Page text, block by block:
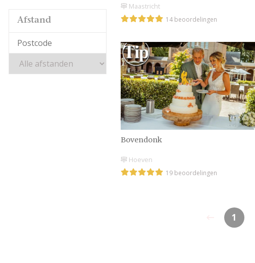
Afstand
Maastricht
14 beoordelingen
Bovendonk
Hoeven
19 beoordelingen
1